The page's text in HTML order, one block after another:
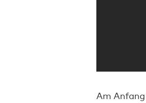
Am